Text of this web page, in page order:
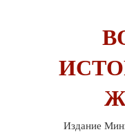
Издание